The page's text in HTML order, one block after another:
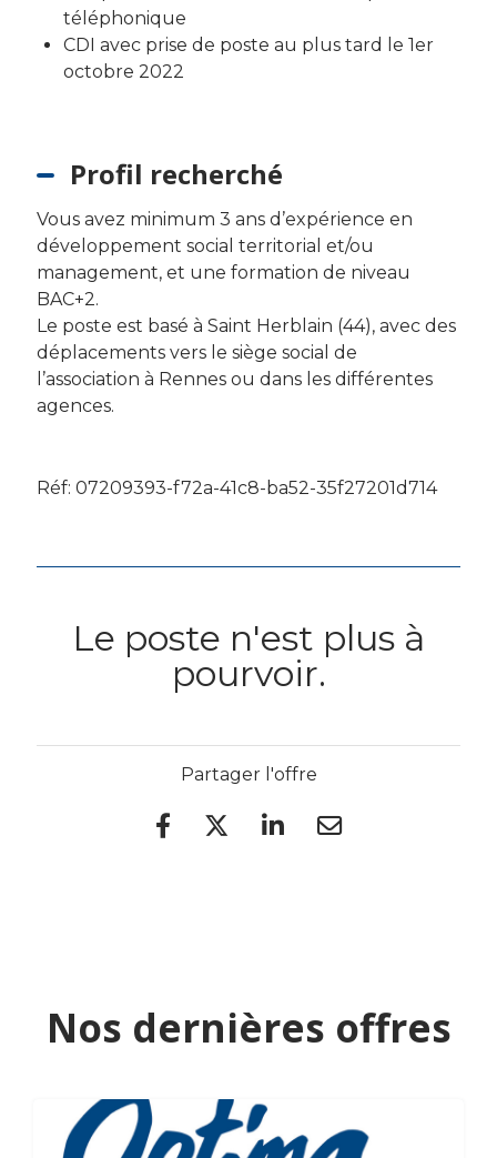
téléphonique
CDI avec prise de poste au plus tard le 1er
octobre 2022
Profil recherché
Vous avez minimum 3 ans d’expérience en
développement social territorial et/ou
management, et une formation de niveau
BAC+2.
Le poste est basé à Saint Herblain (44), avec des
déplacements vers le siège social de
l’association à Rennes ou dans les différentes
agences.
Réf: 07209393-f72a-41c8-ba52-35f27201d714
Le poste n'est plus à
pourvoir.
Partager l'offre
Nos dernières offres